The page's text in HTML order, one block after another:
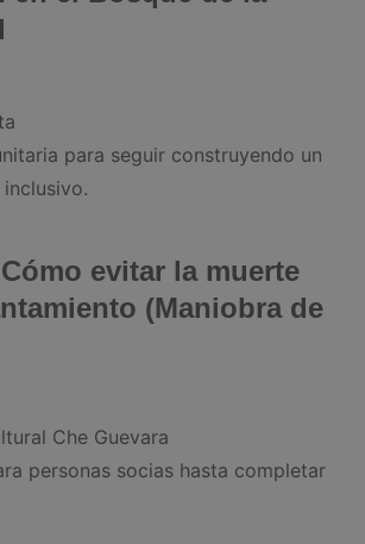
para seguir construyendo un
evitar la muerte
(Maniobra de
Che Guevara
personas socias hasta completar